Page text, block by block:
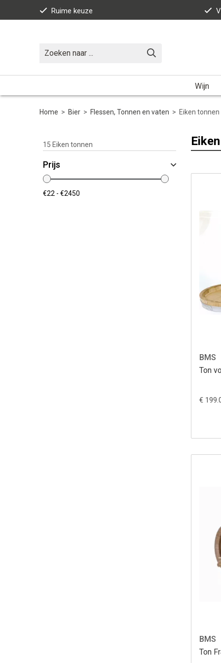
Ruime keuze
Wijn
Home > Bier > Flessen, Tonnen en vaten > Eiken tonnen
15 Eiken tonnen
Prijs
BMS
Ton
€
BMS
Ton